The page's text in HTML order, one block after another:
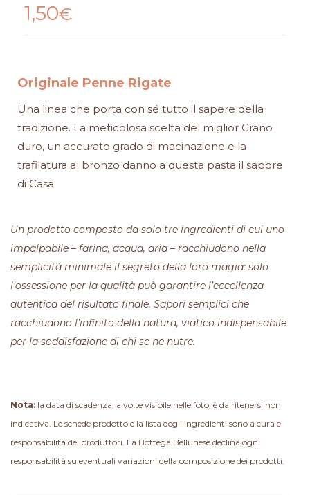
1,50€
Originale Penne Rigate
Una linea che porta con sé tutto il sapere della
tradizione. La meticolosa scelta del miglior Grano
duro, un accurato grado di macinazione e la
trafilatura al bronzo danno a questa pasta il sapore
di Casa.
Un prodotto composto da solo tre ingredienti di cui uno
impalpabile – farina, acqua, aria – racchiudono nella
semplicità minimale il segreto della loro magia: solo
l’ossessione per la qualità può garantire l’eccellenza
autentica del risultato finale. Sapori semplici che
racchiudono l’infinito della natura, viatico indispensabile
per la soddisfazione di chi se ne nutre.
Nota: la data di scadenza, a volte visibile nelle foto, è da ritenersi non
indicativa. Le schede prodotto e la lista degli ingredienti sono a cura e
responsabilità dei produttori. La Bottega Bellunese declina ogni
responsabilità su eventuali variazioni della composizione dei prodotti.